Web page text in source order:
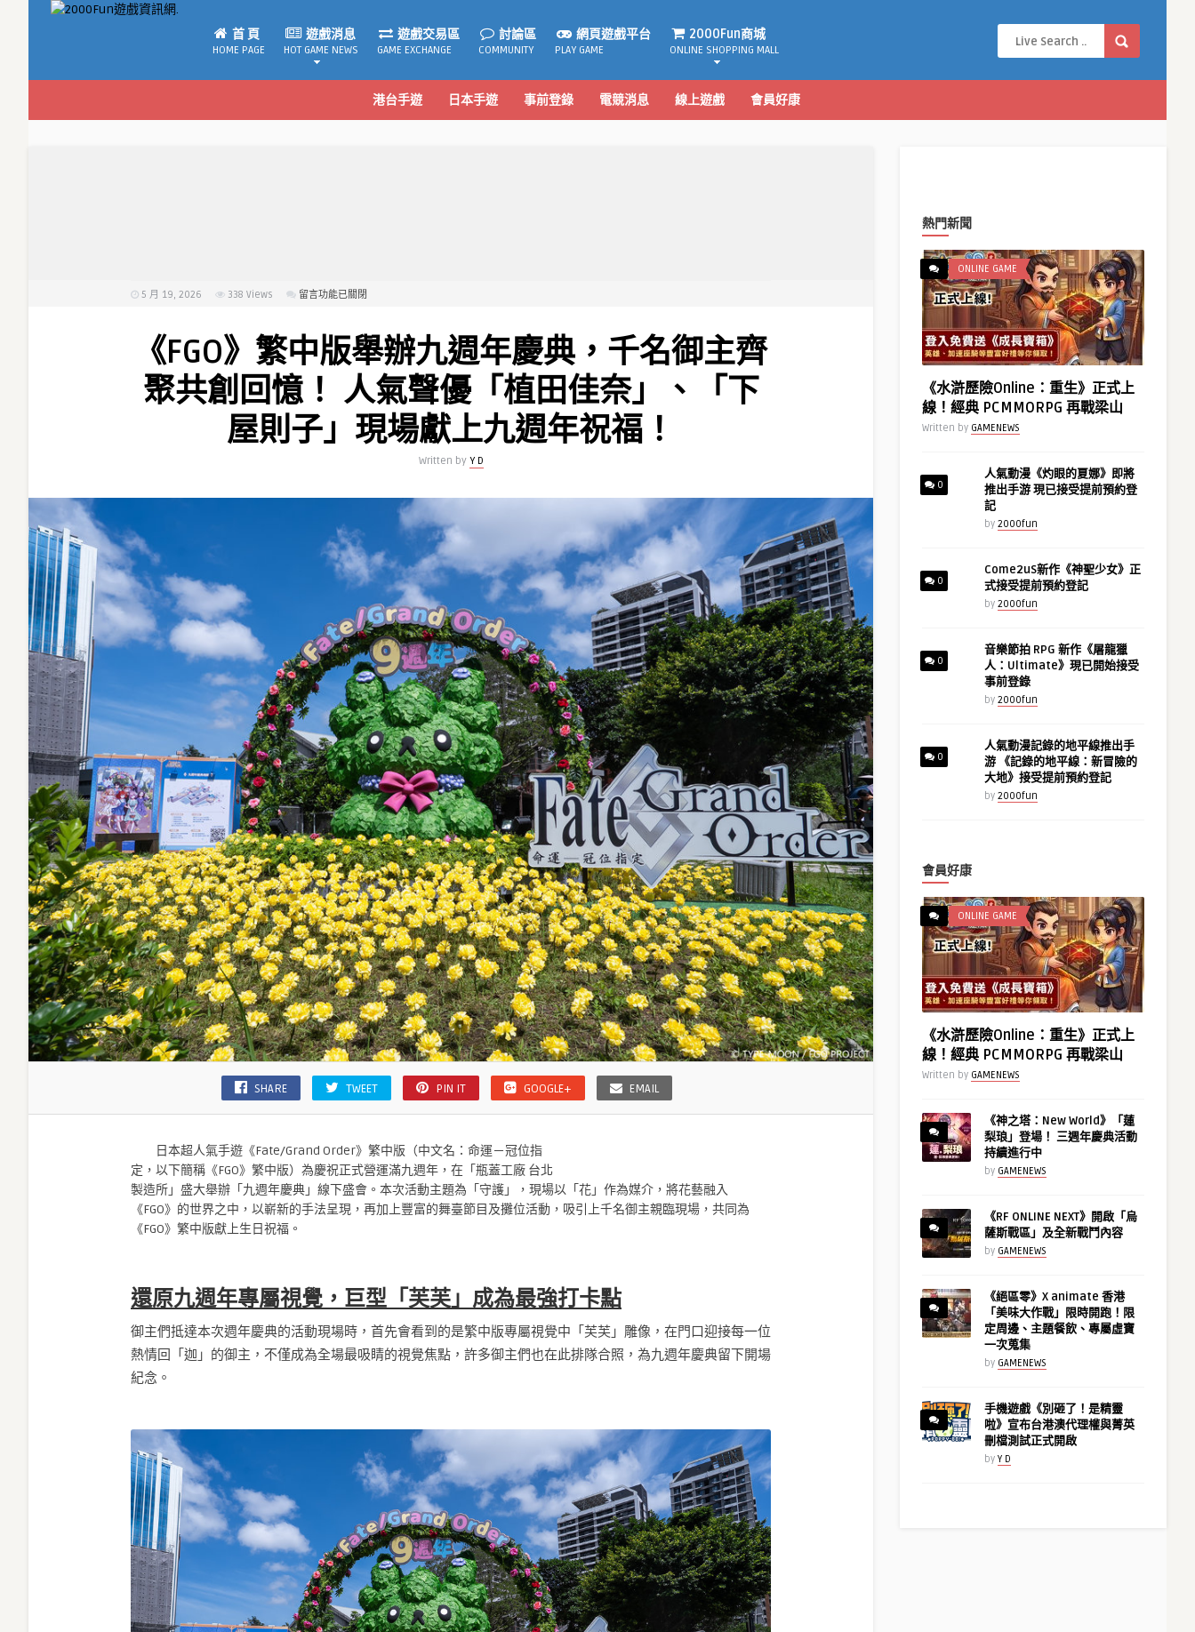
首 頁
HOME PAGE
遊戲消息
HOT GAME NEWS
遊戲交易區
GAME EXCHANGE
討論區
COMMUNITY
網頁遊戲平台
PLAY GAME
2000Fun商城
ONLINE SHOPPING MALL
港台手遊 日本手遊 事前登錄 電競消息 線上遊戲 會員好康
5 月 19, 2026 338 Views
在
繁
中
版
辦
九
共
創
回
憶！
氣
聲
優
「植
田
佳
奈」、
「下
屋
則
子」
現
場
獻
上
九
週
年
祝
福！〉
留言功能已關閉
《FGO》繁中版舉辦九週年慶典，千名御主齊
聚共創回憶！ 人氣聲優「植田佳奈」、「下
屋則子」現場獻上九週年祝福！
Written by Y D
SHARE TWEET PIN IT GOOGLE+ EMAIL
日本超人氣手遊《Fate/Grand Order》繁中版（中文名：命運－冠位指
定，以下簡稱《FGO》繁中版）為慶祝正式營運滿九週年，在「瓶蓋工廠 台北
製造所」盛大舉辦「九週年慶典」線下盛會。本次活動主題為「守護」，現場以「花」作為媒介，將花藝融入
《FGO》的世界之中，以嶄新的手法呈現，再加上豐富的舞臺節目及攤位活動，吸引上千名御主親臨現場，共同為
《FGO》繁中版獻上生日祝福。
還原九週年專屬視覺，巨型「芙芙」成為最強打卡點
御主們抵達本次週年慶典的活動現場時，首先會看到的是繁中版專屬視覺中「芙芙」雕像，在門口迎接每一位
熱情回「迦」的御主，不僅成為全場最吸睛的視覺焦點，許多御主們也在此排隊合照，為九週年慶典留下開場
紀念。
熱門新聞
ONLINE GAME
《水滸歷險Online：重生》正式上
線！經典 PCMMORPG 再戰梁山
Written by GAMENEWS
0
人氣動漫《灼眼的夏娜》即將
推出手游 現已接受提前預約登
記
by 2000fun
0
Come2uS新作《神聖少女》正
式接受提前預約登記
by 2000fun
0
音樂節拍 RPG 新作《屠龍獵
人：Ultimate》現已開始接受
事前登錄
by 2000fun
0
人氣動漫記錄的地平線推出手
游 《記錄的地平線：新冒險的
大地》接受提前預約登記
by 2000fun
會員好康
ONLINE GAME
《水滸歷險Online：重生》正式上
線！經典 PCMMORPG 再戰梁山
Written by GAMENEWS
《神之塔：New World》「蓮
梨琅」登場！ 三週年慶典活動
持續進行中
by GAMENEWS
《RF ONLINE NEXT》開啟「烏
薩斯戰區」及全新戰鬥內容
by GAMENEWS
《絕區零》X animate 香港
「美味大作戰」限時開跑！限
定周邊、主題餐飲、專屬虛寶
一次蒐集
by GAMENEWS
手機遊戲《別砸了！是精靈
啦》宣布台港澳代理權與菁英
刪檔測試正式開啟
by Y D